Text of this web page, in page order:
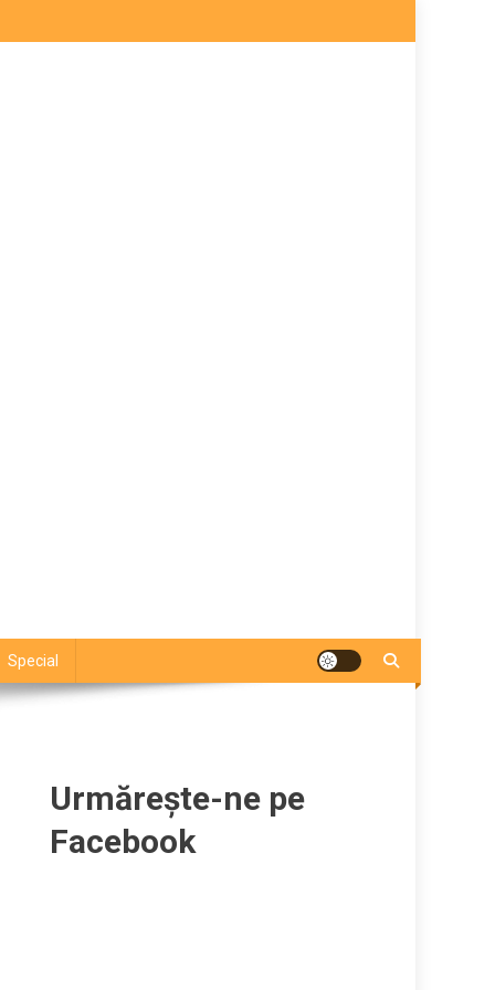
Special
Urmărește-ne pe
Facebook